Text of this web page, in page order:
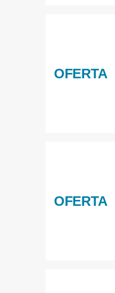
OFERTA
OFERTA